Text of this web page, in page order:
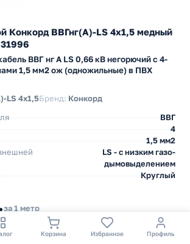
Конкорд ВВГнг(А)-LS 4х1,5 медный
ВВГ нг А LS 0,66 кВ негорючий с 4-
1,5 мм2 ож (одножильные) в ПВХ
LS 4x1,5Бренд: Конкорд
ВВГ
4
1,5 мм2
LS - с низким газо-
дымовыделением
Круглый
за 1 метр
НДС.
Корзина Избранное Профиль